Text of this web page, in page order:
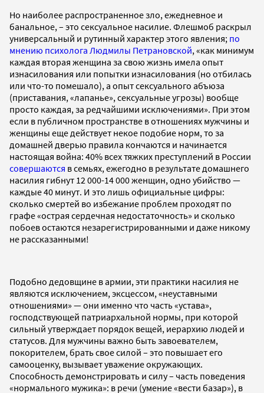
Но наиболее распространенное зло, ежедневное и
банальное, – это сексуальное насилие. Флешмоб раскрыл
универсальный и рутинный характер этого явления; по
мнению психолога Людмилы Петрановской, «как минимум
каждая вторая женщина за свою жизнь имела опыт
изнасилования или попытки изнасилования (но отбилась
или что-то помешало), а опыт сексуального абъюза
(приставания, «лапанье», сексуальные угрозы) вообще
просто каждая, за редчайшими исключениями». При этом
если в публичном пространстве в отношениях мужчины и
женщины еще действует некое подобие норм, то за
домашней дверью правила кончаются и начинается
настоящая война: 40% всех тяжких преступлений в России
совершаются в семьях, ежегодно в результате домашнего
насилия гибнут 12 000-14 000 женщин, одно убийство —
каждые 40 минут. И это лишь официальные цифры:
сколько смертей во избежание проблем проходят по
графе «острая сердечная недостаточность» и сколько
побоев остаются незарегистрированными и даже никому
не рассказанными!
Подобно дедовщине в армии, эти практики насилия не
являются исключением, эксцессом, «неуставными
отношениями» —они именно что часть «устава»,
господствующей патриархальной нормы, при которой
сильный утверждает порядок вещей, иерархию людей и
статусов. Для мужчины важно быть завоевателем,
покорителем, брать свое силой – это повышает его
самооценку, вызывает уважение окружающих.
Способность демонстрировать и силу – часть поведения
«нормального мужика»: в речи (умение «вести базар»), в